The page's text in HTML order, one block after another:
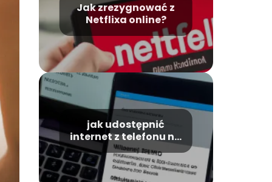
Jak zrezygnować z
Netflixa online?
jak udostępnić
internet z telefonu na
komputer?